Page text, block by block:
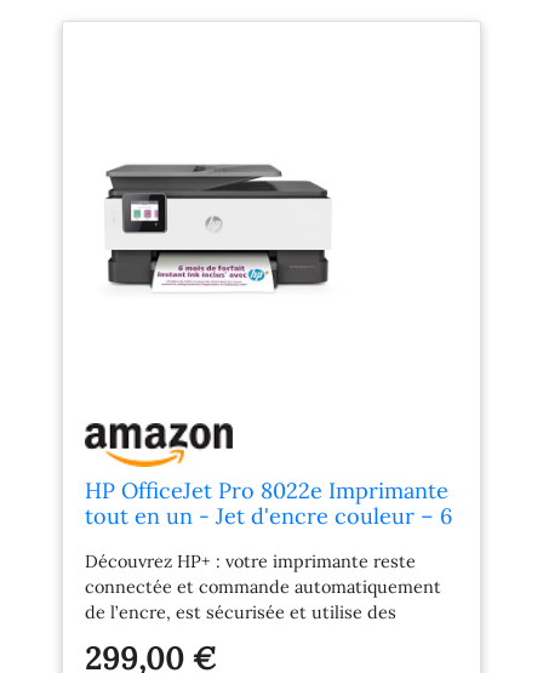
HP OfficeJet Pro 8022e Imprimante
tout en un - Jet d'encre couleur – 6
(Copie/Scan/Fax/Chargeur auto de
documents, Recto/Verso, Wifi)
Découvrez HP+ : votre imprimante reste
connectée et commande automatiquement
de l’encre, est sécurisée et utilise des
recyclé Imprimante éligible HP+: Choisissez
299,00 €